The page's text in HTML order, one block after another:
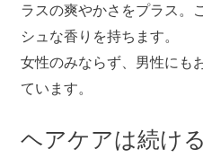
ラスの爽やかさをプラス。
シュな香りを持ちます。
女性のみならず、男性にも
ています。
ヘアケアは続け